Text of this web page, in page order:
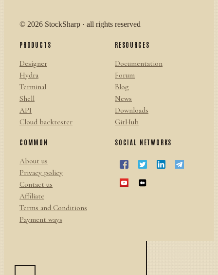
© 2026 StockSharp · all rights reserved
PRODUCTS
Designer
Hydra
Terminal
Shell
API
Cloud backtester
RESOURCES
Documentation
Forum
Blog
News
Downloads
GitHub
COMMON
About us
Privacy policy
Contact us
Affiliate
Terms and Conditions
Payment ways
SOCIAL NETWORKS